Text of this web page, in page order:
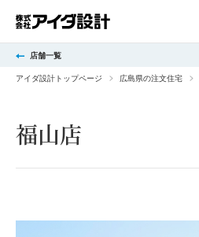
店舗一覧
アイダ設計トップページ 広島県の注文住宅
福山店